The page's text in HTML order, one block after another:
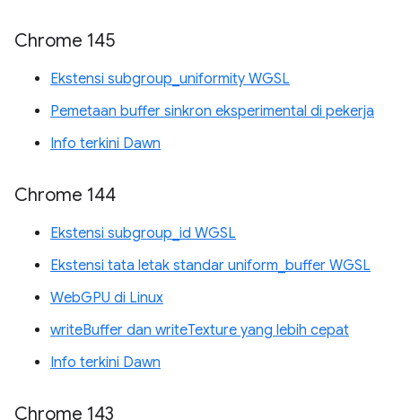
Chrome 145
Ekstensi subgroup_uniformity WGSL
Pemetaan buffer sinkron eksperimental di pekerja
Info terkini Dawn
Chrome 144
Ekstensi subgroup_id WGSL
Ekstensi tata letak standar uniform_buffer WGSL
WebGPU di Linux
writeBuffer dan writeTexture yang lebih cepat
Info terkini Dawn
Chrome 143